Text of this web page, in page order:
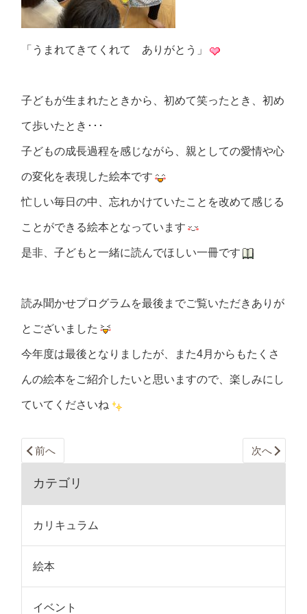
「うまれてきてくれて ありがとう」
子どもが生まれたときから、初めて笑ったとき、初め
て歩いたとき･･･
子どもの成長過程を感じながら、親としての愛情や心
の変化を表現した絵本です
忙しい毎日の中、忘れかけていたことを改めて感じる
ことができる絵本となっています
是非、子どもと一緒に読んでほしい一冊です
読み聞かせプログラムを最後までご覧いただきありが
とございました
今年度は最後となりましたが、また4月からもたくさ
んの絵本をご紹介したいと思いますので、楽しみにし
ていてくださいね
前へ 次へ
カテゴリ
カリキュラム
絵本
イベント